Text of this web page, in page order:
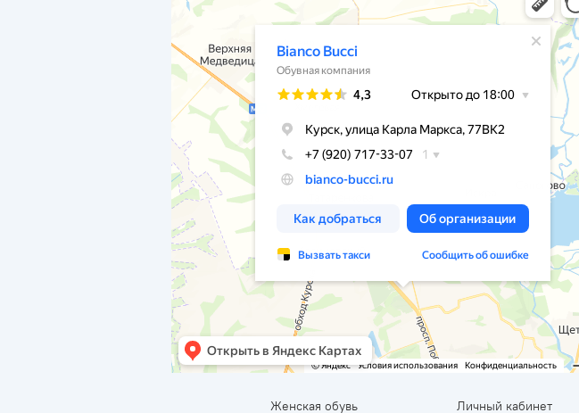
Женская обувь Личный кабинет